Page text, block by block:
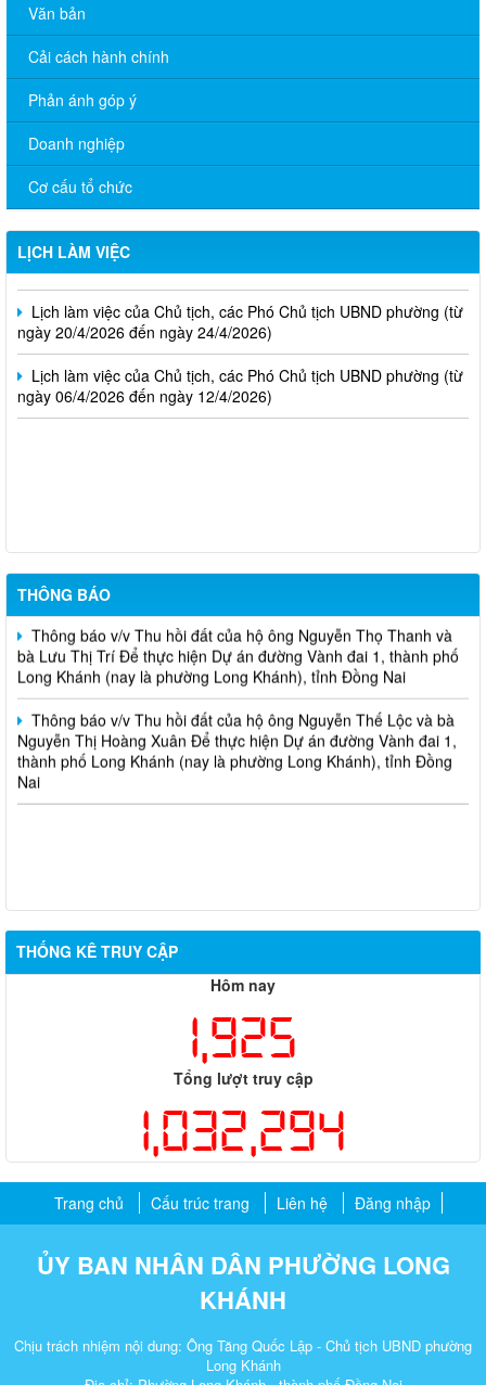
Văn bản
Cải cách hành chính
Phản ánh góp ý
Doanh nghiệp
Cơ cấu tổ chức
LỊCH LÀM VIỆC
Lịch làm việc của Chủ tịch, các Phó Chủ tịch UBND phường (từ
ngày 01/6/2026 đến ngày 12/6/2026)
Thông báo v/v Lịch làm việc của Chủ tịch, các Phó Chủ tịch
UBND phường (từ ngày 04/5/2026 đến ngày 08/5/2026)
Lịch làm việc của Chủ tịch, các Phó Chủ tịch UBND phường (từ
ngày 20/4/2026 đến ngày 24/4/2026)
Lịch làm việc của Chủ tịch, các Phó Chủ tịch UBND phường (từ
ngày 06/4/2026 đến ngày 12/4/2026)
THÔNG BÁO
chuyển hướng tại 02 nút giao Quốc lộ 1
Thông báo v/v Thu hồi đất của hộ ông Nguyễn Thọ Thanh và
bà Lưu Thị Trí Để thực hiện Dự án đường Vành đai 1, thành phố
Long Khánh (nay là phường Long Khánh), tỉnh Đồng Nai
Thông báo v/v Thu hồi đất của hộ ông Nguyễn Thế Lộc và bà
Nguyễn Thị Hoàng Xuân Để thực hiện Dự án đường Vành đai 1,
thành phố Long Khánh (nay là phường Long Khánh), tỉnh Đồng
Nai
THỐNG KÊ TRUY CẬP
Hôm nay
1,925
Tổng lượt truy cập
1,032,294
Trang chủ Cấu trúc trang Liên hệ Đăng nhập
ỦY BAN NHÂN DÂN PHƯỜNG LONG
KHÁNH
Chịu trách nhiệm nội dung: Ông Tăng Quốc Lập - Chủ tịch UBND phường
Long Khánh